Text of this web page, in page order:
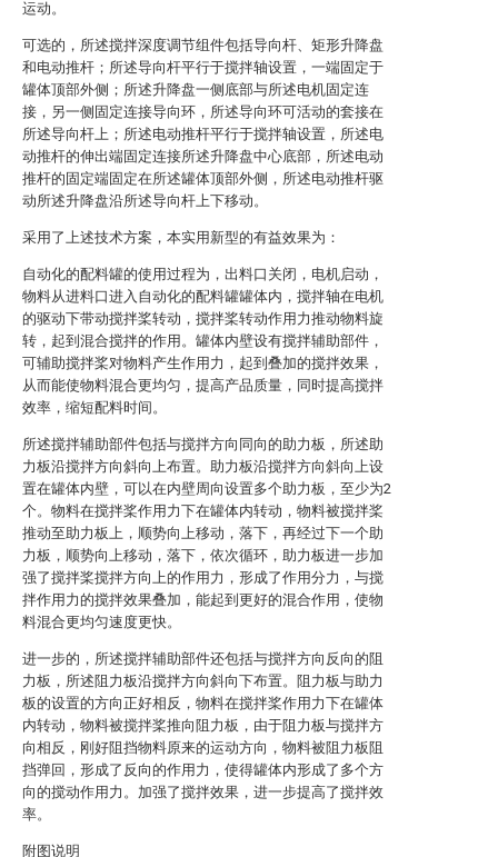
运动。
可选的，所述搅拌深度调节组件包括导向杆、矩形升降盘
和电动推杆；所述导向杆平行于搅拌轴设置，一端固定于
罐体顶部外侧；所述升降盘一侧底部与所述电机固定连
接，另一侧固定连接导向环，所述导向环可活动的套接在
所述导向杆上；所述电动推杆平行于搅拌轴设置，所述电
动推杆的伸出端固定连接所述升降盘中心底部，所述电动
推杆的固定端固定在所述罐体顶部外侧，所述电动推杆驱
动所述升降盘沿所述导向杆上下移动。
采用了上述技术方案，本实用新型的有益效果为：
自动化的配料罐的使用过程为，出料口关闭，电机启动，
物料从进料口进入自动化的配料罐罐体内，搅拌轴在电机
的驱动下带动搅拌桨转动，搅拌桨转动作用力推动物料旋
转，起到混合搅拌的作用。罐体内壁设有搅拌辅助部件，
可辅助搅拌桨对物料产生作用力，起到叠加的搅拌效果，
从而能使物料混合更均匀，提高产品质量，同时提高搅拌
效率，缩短配料时间。
所述搅拌辅助部件包括与搅拌方向同向的助力板，所述助
力板沿搅拌方向斜向上布置。助力板沿搅拌方向斜向上设
置在罐体内壁，可以在内壁周向设置多个助力板，至少为2
个。物料在搅拌桨作用力下在罐体内转动，物料被搅拌桨
推动至助力板上，顺势向上移动，落下，再经过下一个助
力板，顺势向上移动，落下，依次循环，助力板进一步加
强了搅拌桨搅拌方向上的作用力，形成了作用分力，与搅
拌作用力的搅拌效果叠加，能起到更好的混合作用，使物
料混合更均匀速度更快。
进一步的，所述搅拌辅助部件还包括与搅拌方向反向的阻
力板，所述阻力板沿搅拌方向斜向下布置。阻力板与助力
板的设置的方向正好相反，物料在搅拌桨作用力下在罐体
内转动，物料被搅拌桨推向阻力板，由于阻力板与搅拌方
向相反，刚好阻挡物料原来的运动方向，物料被阻力板阻
挡弹回，形成了反向的作用力，使得罐体内形成了多个方
向的搅动作用力。加强了搅拌效果，进一步提高了搅拌效
率。
附图说明